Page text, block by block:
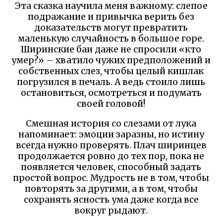
Эта сказка научила меня важному: слепое
подражание и привычка верить без
доказательств могут превратить
маленькую случайность в большое горе.
Ширинские баи даже не спросили «кто
умер?» – хватило чужих предположений и
собственных слез, чтобы целый кишлак
погрузился в печаль. А ведь стоило лишь
остановиться, осмотреться и подумать
своей головой!
Смешная история со слезами от лука
напоминает: эмоции заразны, но истину
всегда нужно проверять. Плач ширинцев
продолжается ровно до тех пор, пока не
появляется человек, способный задать
простой вопрос. Мудрость не в том, чтобы
повторять за другими, а в том, чтобы
сохранять ясность ума даже когда все
вокруг рыдают.